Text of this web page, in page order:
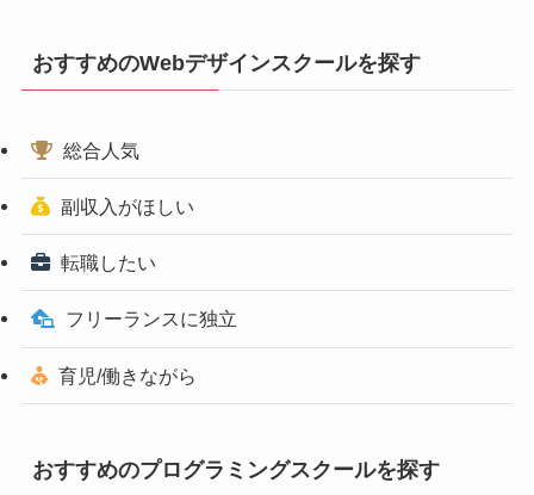
おすすめのWebデザインスクールを探す
総合人気
副収入がほしい
転職したい
フリーランスに独立
育児/働きながら
おすすめのプログラミングスクールを探す